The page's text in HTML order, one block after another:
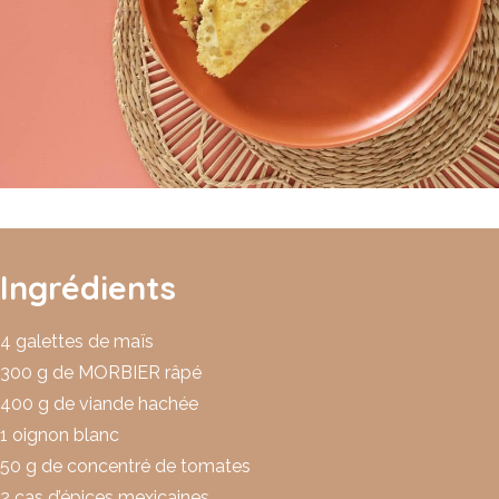
Ingrédients
4 galettes de maïs
300 g de MORBIER râpé
400 g de viande hachée
1 oignon blanc
50 g de concentré de tomates